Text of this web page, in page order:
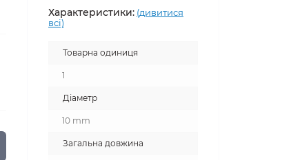
Характеристики: (дивитися
всі)
Товарна одиниця
1
Діаметр
10 mm
Загальна довжина